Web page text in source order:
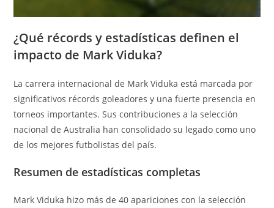
¿Qué récords y estadísticas definen el
impacto de Mark Viduka?
La carrera internacional de Mark Viduka está marcada por
significativos récords goleadores y una fuerte presencia en
torneos importantes. Sus contribuciones a la selección
nacional de Australia han consolidado su legado como uno
de los mejores futbolistas del país.
Resumen de estadísticas completas
Mark Viduka hizo más de 40 apariciones con la selección